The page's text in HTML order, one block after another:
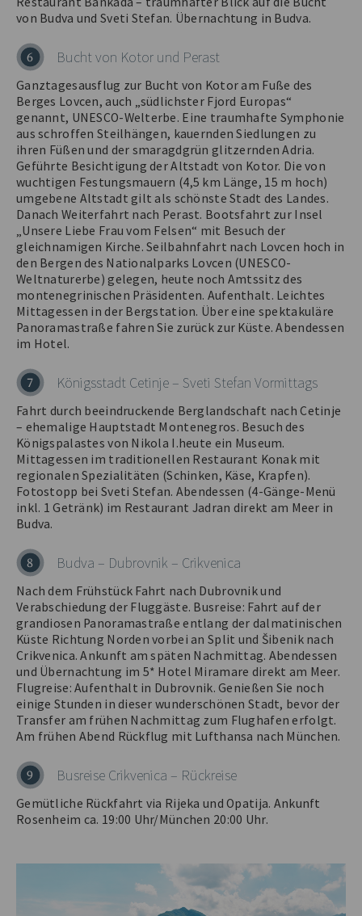
von Budva und Sveti Stefan. Übernachtung in Budva.
6 Bucht von Kotor und Perast
Ganztagesausflug zur Bucht von Kotor am Fuße des
Berges Lovcen, auch „südlichster Fjord Europas“
genannt, UNESCO-Welterbe. Eine traumhafte Symphonie
aus schroffen Steilhängen, kauernden Siedlungen zu
ihren Füßen und der smaragdgrün glitzernden Adria.
Geführte Besichtigung der Altstadt von Kotor. Die von
wuchtigen Festungsmauern (4,5 km Länge, 15 m hoch)
umgebene Altstadt gilt als schönste Stadt des Landes.
Danach Weiterfahrt nach Perast. Bootsfahrt zur Insel
„Unsere Liebe Frau vom Felsen“ mit Besuch der
gleichnamigen Kirche. Seilbahnfahrt nach Lovcen hoch in
den Bergen des Nationalparks Lovcen (UNESCO-
Weltnaturerbe) gelegen, heute noch Amtssitz des
montenegrinischen Präsidenten. Aufenthalt. Leichtes
Mittagessen in der Bergstation. Über eine spektakuläre
Panoramastraße fahren Sie zurück zur Küste. Abendessen
im Hotel.
7 Königsstadt Cetinje – Sveti Stefan Vormittags
Fahrt durch beeindruckende Berglandschaft nach Cetinje
– ehemalige Hauptstadt Montenegros. Besuch des
Königspalastes von Nikola I.heute ein Museum.
Mittagessen im traditionellen Restaurant Konak mit
regionalen Spezialitäten (Schinken, Käse, Krapfen).
Fotostopp bei Sveti Stefan. Abendessen (4-Gänge-Menü
inkl. 1 Getränk) im Restaurant Jadran direkt am Meer in
Budva.
8 Budva – Dubrovnik – Crikvenica
Nach dem Frühstück Fahrt nach Dubrovnik und
Verabschiedung der Fluggäste. Busreise: Fahrt auf der
grandiosen Panoramastraße entlang der dalmatinischen
Küste Richtung Norden vorbei an Split und Šibenik nach
Crikvenica. Ankunft am späten Nachmittag. Abendessen
und Übernachtung im 5* Hotel Miramare direkt am Meer.
Flugreise: Aufenthalt in Dubrovnik. Genießen Sie noch
einige Stunden in dieser wunderschönen Stadt, bevor der
Transfer am frühen Nachmittag zum Flughafen erfolgt.
Am frühen Abend Rückflug mit Lufthansa nach München.
9 Busreise Crikvenica – Rückreise
Gemütliche Rückfahrt via Rijeka und Opatija. Ankunft
Rosenheim ca. 19:00 Uhr/München 20:00 Uhr.